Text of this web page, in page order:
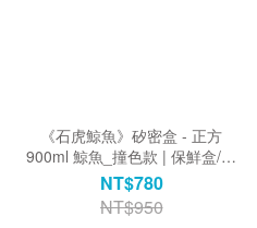
《石虎鯨魚》矽密盒 - 正方
900ml 鯨魚_撞色款 | 保鮮盒/微
波便當盒/矽膠餐盒
NT$780
NT$950